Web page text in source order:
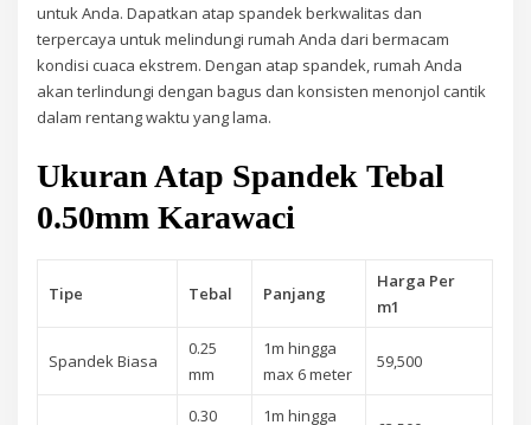
untuk Anda. Dapatkan atap spandek berkwalitas dan
terpercaya untuk melindungi rumah Anda dari bermacam
kondisi cuaca ekstrem. Dengan atap spandek, rumah Anda
akan terlindungi dengan bagus dan konsisten menonjol cantik
dalam rentang waktu yang lama.
Ukuran Atap Spandek Tebal
0.50mm Karawaci
Tipe Tebal Panjang
Harga Per
m1
Spandek Biasa
0.25
mm
1m hingga
max 6 meter
59,500
0.30 1m hingga